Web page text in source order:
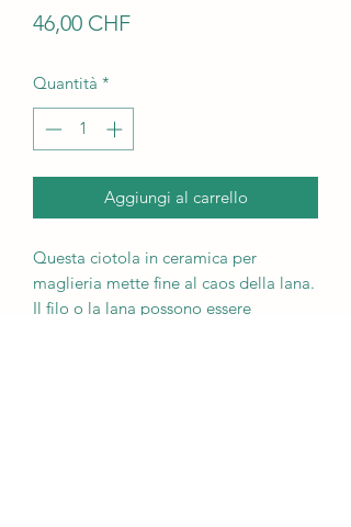
46,00 CHFPrezzo
Quantità *
Aggiungi al carrello
Questa ciotola in ceramica per
maglieria mette fine al caos della lana.
Il filo o la lana possono essere